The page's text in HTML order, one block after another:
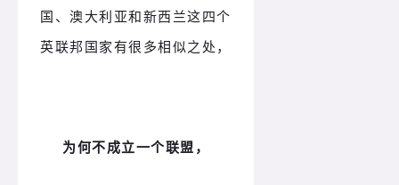
国、澳大利亚和新西兰这四个
英联邦国家有很多相似之处，
为何不成立一个联盟，